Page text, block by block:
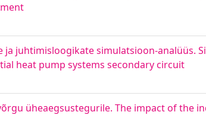
juhtimisloogikate simulatsioon-analüüs.
heat pump systems secondary circuit
üheaegsustegurile. The impact of the